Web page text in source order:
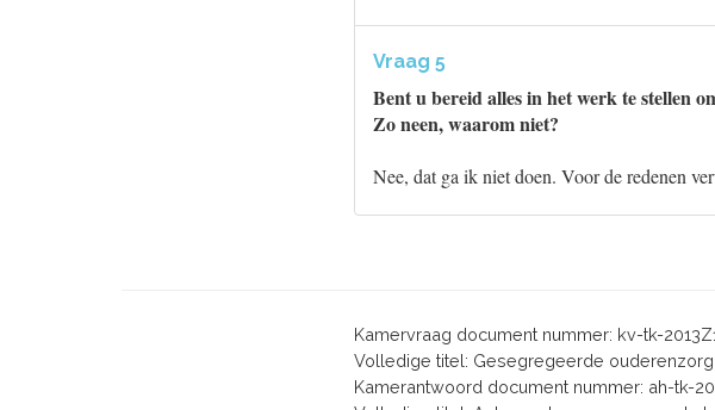
Vraag 5
Bent u bereid alles in het werk te stellen
Zo neen, waarom niet?
Nee, dat ga ik niet doen. Voor de redenen
Kamervraag document nummer: kv-tk-
Volledige titel: Gesegregeerde ouderenzorg
Kamerantwoord document nummer: ah-tk-